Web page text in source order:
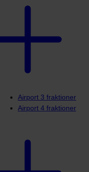
Airport 3 fraktioner
Airport 4 fraktioner